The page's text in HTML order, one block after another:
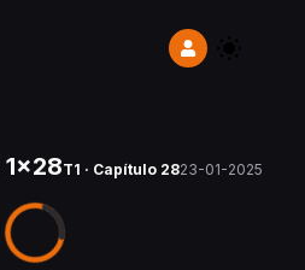
T1 · Capítulo 2823-01-2025